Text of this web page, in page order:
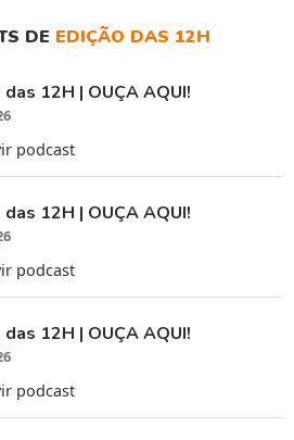
DE EDIÇÃO DAS 12H
das 12H | OUÇA AQUI!
podcast
das 12H | OUÇA AQUI!
podcast
das 12H | OUÇA AQUI!
podcast